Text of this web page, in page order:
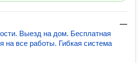
—
Выезд на дом. Бесплатная
на все работы. Гибкая система